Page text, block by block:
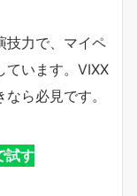
技力で、マイペ
ています。VIXX
ら必見です。
試す